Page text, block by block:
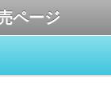
ページ